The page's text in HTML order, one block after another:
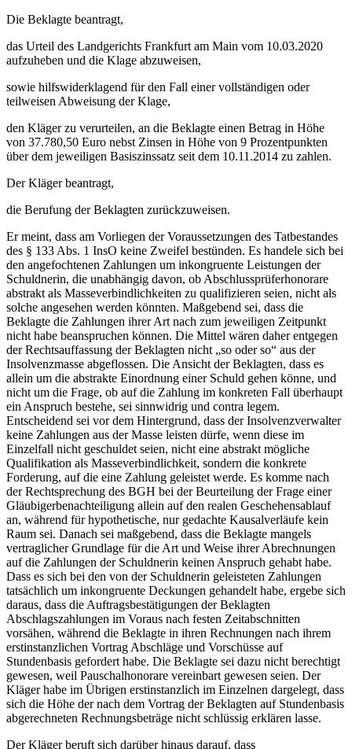
Die Beklagte beantragt,
das Urteil des Landgerichts Frankfurt am Main vom 10.03.2020
aufzuheben und die Klage abzuweisen,
sowie hilfswiderklagend für den Fall einer vollständigen oder
teilweisen Abweisung der Klage,
den Kläger zu verurteilen, an die Beklagte einen Betrag in Höhe
von 37.780,50 Euro nebst Zinsen in Höhe von 9 Prozentpunkten
über dem jeweiligen Basiszinssatz seit dem 10.11.2014 zu zahlen.
Der Kläger beantragt,
die Berufung der Beklagten zurückzuweisen.
Er meint, dass am Vorliegen der Voraussetzungen des Tatbestandes
des § 133 Abs. 1 InsO keine Zweifel bestünden. Es handele sich bei
den angefochtenen Zahlungen um inkongruente Leistungen der
Schuldnerin, die unabhängig davon, ob Abschlussprüferhonorare
abstrakt als Masseverbindlichkeiten zu qualifizieren seien, nicht als
solche angesehen werden könnten. Maßgebend sei, dass die
Beklagte die Zahlungen ihrer Art nach zum jeweiligen Zeitpunkt
nicht habe beanspruchen können. Die Mittel wären daher entgegen
der Rechtsauffassung der Beklagten nicht „so oder so“ aus der
Insolvenzmasse abgeflossen. Die Ansicht der Beklagten, dass es
allein um die abstrakte Einordnung einer Schuld gehen könne, und
nicht um die Frage, ob auf die Zahlung im konkreten Fall überhaupt
ein Anspruch bestehe, sei sinnwidrig und contra legem.
Entscheidend sei vor dem Hintergrund, dass der Insolvenzverwalter
keine Zahlungen aus der Masse leisten dürfe, wenn diese im
Einzelfall nicht geschuldet seien, nicht eine abstrakt mögliche
Qualifikation als Masseverbindlichkeit, sondern die konkrete
Forderung, auf die eine Zahlung geleistet werde. Es komme nach
der Rechtsprechung des BGH bei der Beurteilung der Frage einer
Gläubigerbenachteiligung allein auf den realen Geschehensablauf
an, während für hypothetische, nur gedachte Kausalverläufe kein
Raum sei. Danach sei maßgebend, dass die Beklagte mangels
vertraglicher Grundlage für die Art und Weise ihrer Abrechnungen
auf die Zahlungen der Schuldnerin keinen Anspruch gehabt habe.
Dass es sich bei den von der Schuldnerin geleisteten Zahlungen
tatsächlich um inkongruente Deckungen gehandelt habe, ergebe sich
daraus, dass die Auftragsbestätigungen der Beklagten
Abschlagszahlungen im Voraus nach festen Zeitabschnitten
vorsähen, während die Beklagte in ihren Rechnungen nach ihrem
erstinstanzlichen Vortrag Abschläge und Vorschüsse auf
Stundenbasis gefordert habe. Die Beklagte sei dazu nicht berechtigt
gewesen, weil Pauschalhonorare vereinbart gewesen seien. Der
Kläger habe im Übrigen erstinstanzlich im Einzelnen dargelegt, dass
sich die Höhe der nach dem Vortrag der Beklagten auf Stundenbasis
abgerechneten Rechnungsbeträge nicht schlüssig erklären lasse.
Der Kläger beruft sich darüber hinaus darauf, dass